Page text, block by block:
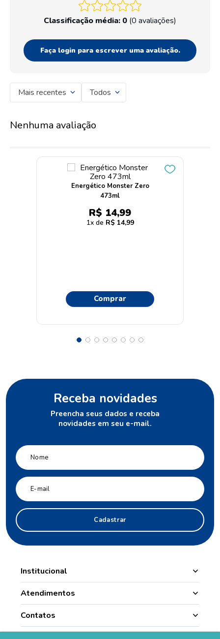
Classificação média: 0 (0 avaliações)
Faça login para escrever uma avaliação.
Mais recentes Todos
Nenhuma avaliação
Energético Monster Zero
473ml
R$ 14,99
1 R$ 14,99
Comprar
Receba novidades
Preencha seus dados e receba
novidades em seu e-mail.
Cadastrar
Institucional
Manipulação
Quem Somos
Atendimentos
Nossas Lojas
Minha Conta
Contatos
(49) 3331.1100